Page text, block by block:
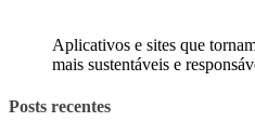
Aplicativos e sites que
mais sustentáveis e
Posts recentes